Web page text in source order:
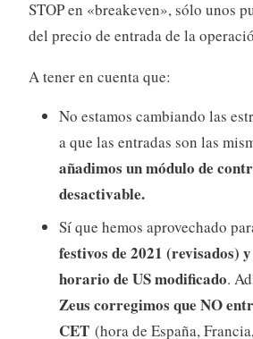
STOP en «breakeven», sólo unos
del precio de entrada de la
A tener en cuenta que:
No estamos cambiando las
a que las entradas son las
añadimos un módulo de
desactivable.
Sí que hemos aprovechado
festivos de 2021 (revisados)
horario de US modificado.
Zeus corregimos que NO
CET(hora de España,